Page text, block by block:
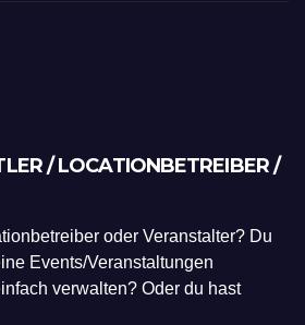
/ LOCATIONBETREIBER /
oder Veranstalter? Du
Events/Veranstaltungen
verwalten? Oder du hast